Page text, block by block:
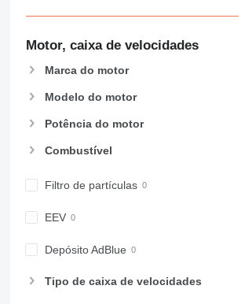
Motor, caixa de velocidades
Marca do motor
Modelo do motor
Potência do motor
Combustível
Filtro de partículas
EEV
Depósito AdBlue
Tipo de caixa de velocidades